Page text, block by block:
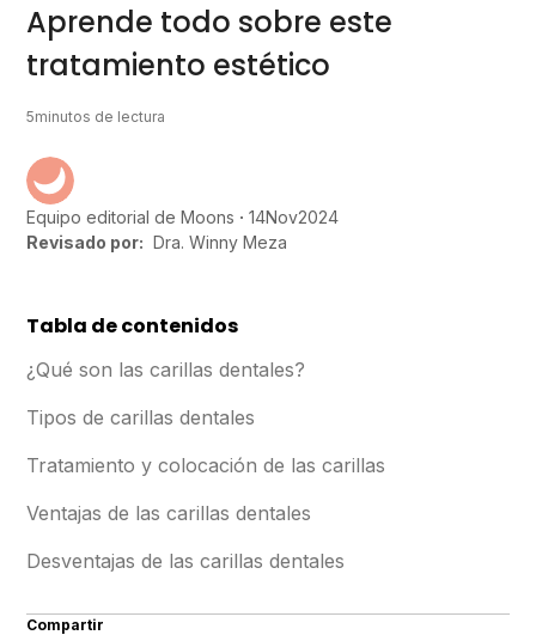
Aprende todo sobre este
tratamiento estético
5minutos de lectura
Equipo editorial de Moons 14Nov2024
Revisado por: Dra. Winny Meza
Tabla de contenidos
¿Qué son las carillas dentales?
Tipos de carillas dentales
Tratamiento y colocación de las carillas
Ventajas de las carillas dentales
Desventajas de las carillas dentales
Compartir